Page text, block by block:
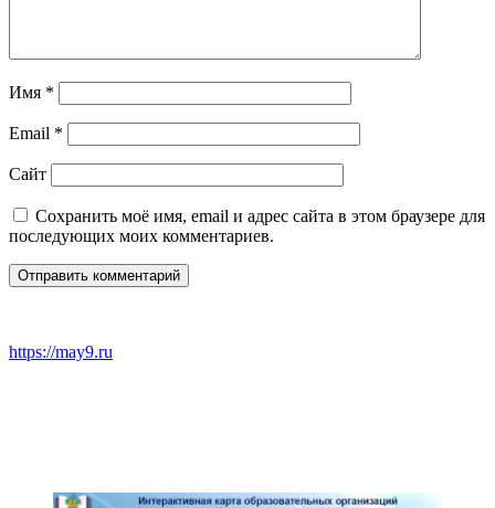
Имя *
Email *
Сайт
Сохранить моё имя, email и адрес сайта в этом браузере для
последующих моих комментариев.
https://may9.ru